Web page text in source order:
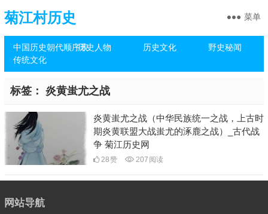
菊江村历史
中国历史朝代顺序表历史人物 历史文化
野史秘闻
传统文化
菜单
标签： 炎黄蚩尤之战
炎黄蚩尤之战（中华民族统一之战，上古时
期炎黄联盟大战蚩尤的涿鹿之战）_古代战
争 菊江历史网
28赞 207 阅读
网站导航